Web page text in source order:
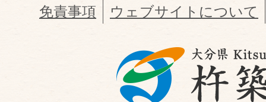
免責事項
ウェブサイトについて